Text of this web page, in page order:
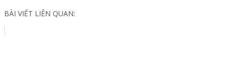
BÀI VIẾT LIÊN QUAN: